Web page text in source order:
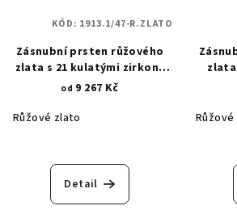
Zásnubní prsten růžového
zlata s 21 kulatými zirkony
(3,50 mm a 1,20 mm) 1913.1
od 9 267 Kč
Růžové zlato
Detail
KÓD: 1913.1/47-R.ZLATO
zlata